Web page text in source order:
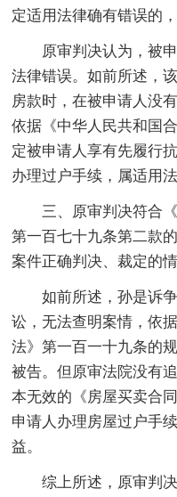
定适用法律确有错误的
原审判决认为，被申
法律错误。如前所述，
房款时，在被申请人没
依据《中华人民共和国
定被申请人享有先履行
办理过户手续，属适用法
三、原审判决符合《
第一百七十九条第二款
案件正确判决、裁定的
如前所述，孙是诉争
讼，无法查明案情，依
法》第一百一十九条的
被告。但原审法院没有
本无效的《房屋买卖合
申请人办理房屋过户手
益。
综上所述，原审判决